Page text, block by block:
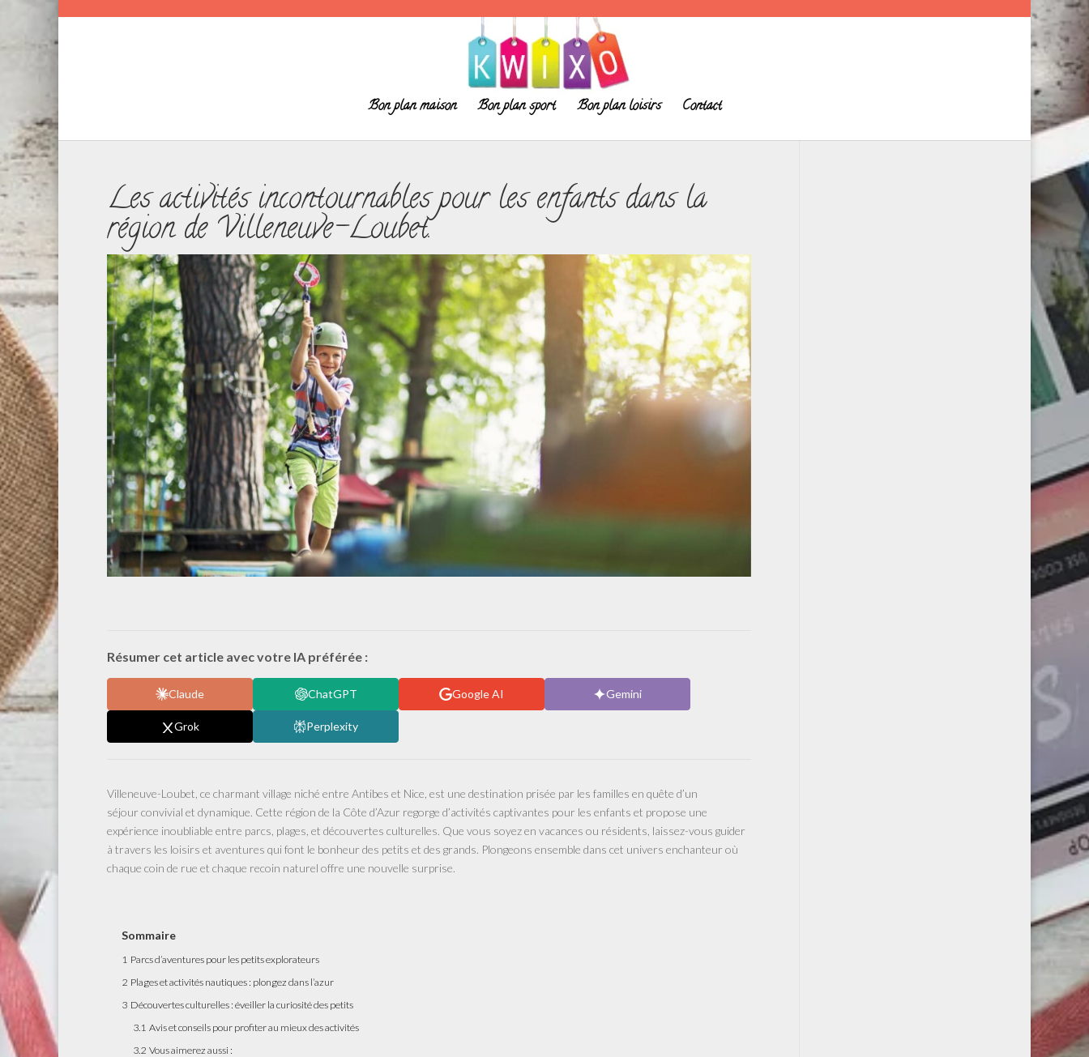
Bon plan maison Bon plan sport Bon plan loisirs Contact
Les activités incontournables pour les enfants dans la
région de Villeneuve-Loubet.
Résumer cet article avec votre IA préférée :
Claude ChatGPT Google AI Gemini
Grok Perplexity
Villeneuve-Loubet, ce charmant village niché entre Antibes et Nice, est une destination prisée par les familles en quête d’un
séjour convivial et dynamique. Cette région de la Côte d’Azur regorge d’activités captivantes pour les enfants et propose une
expérience inoubliable entre parcs, plages, et découvertes culturelles. Que vous soyez en vacances ou résidents, laissez-vous guider
à travers les loisirs et aventures qui font le bonheur des petits et des grands. Plongeons ensemble dans cet univers enchanteur où
chaque coin de rue et chaque recoin naturel offre une nouvelle surprise.
Sommaire
1 Parcs d’aventures pour les petits explorateurs
2 Plages et activités nautiques : plongez dans l’azur
3 Découvertes culturelles : éveiller la curiosité des petits
3.1 Avis et conseils pour profiter au mieux des activités
3.2 Vous aimerez aussi :